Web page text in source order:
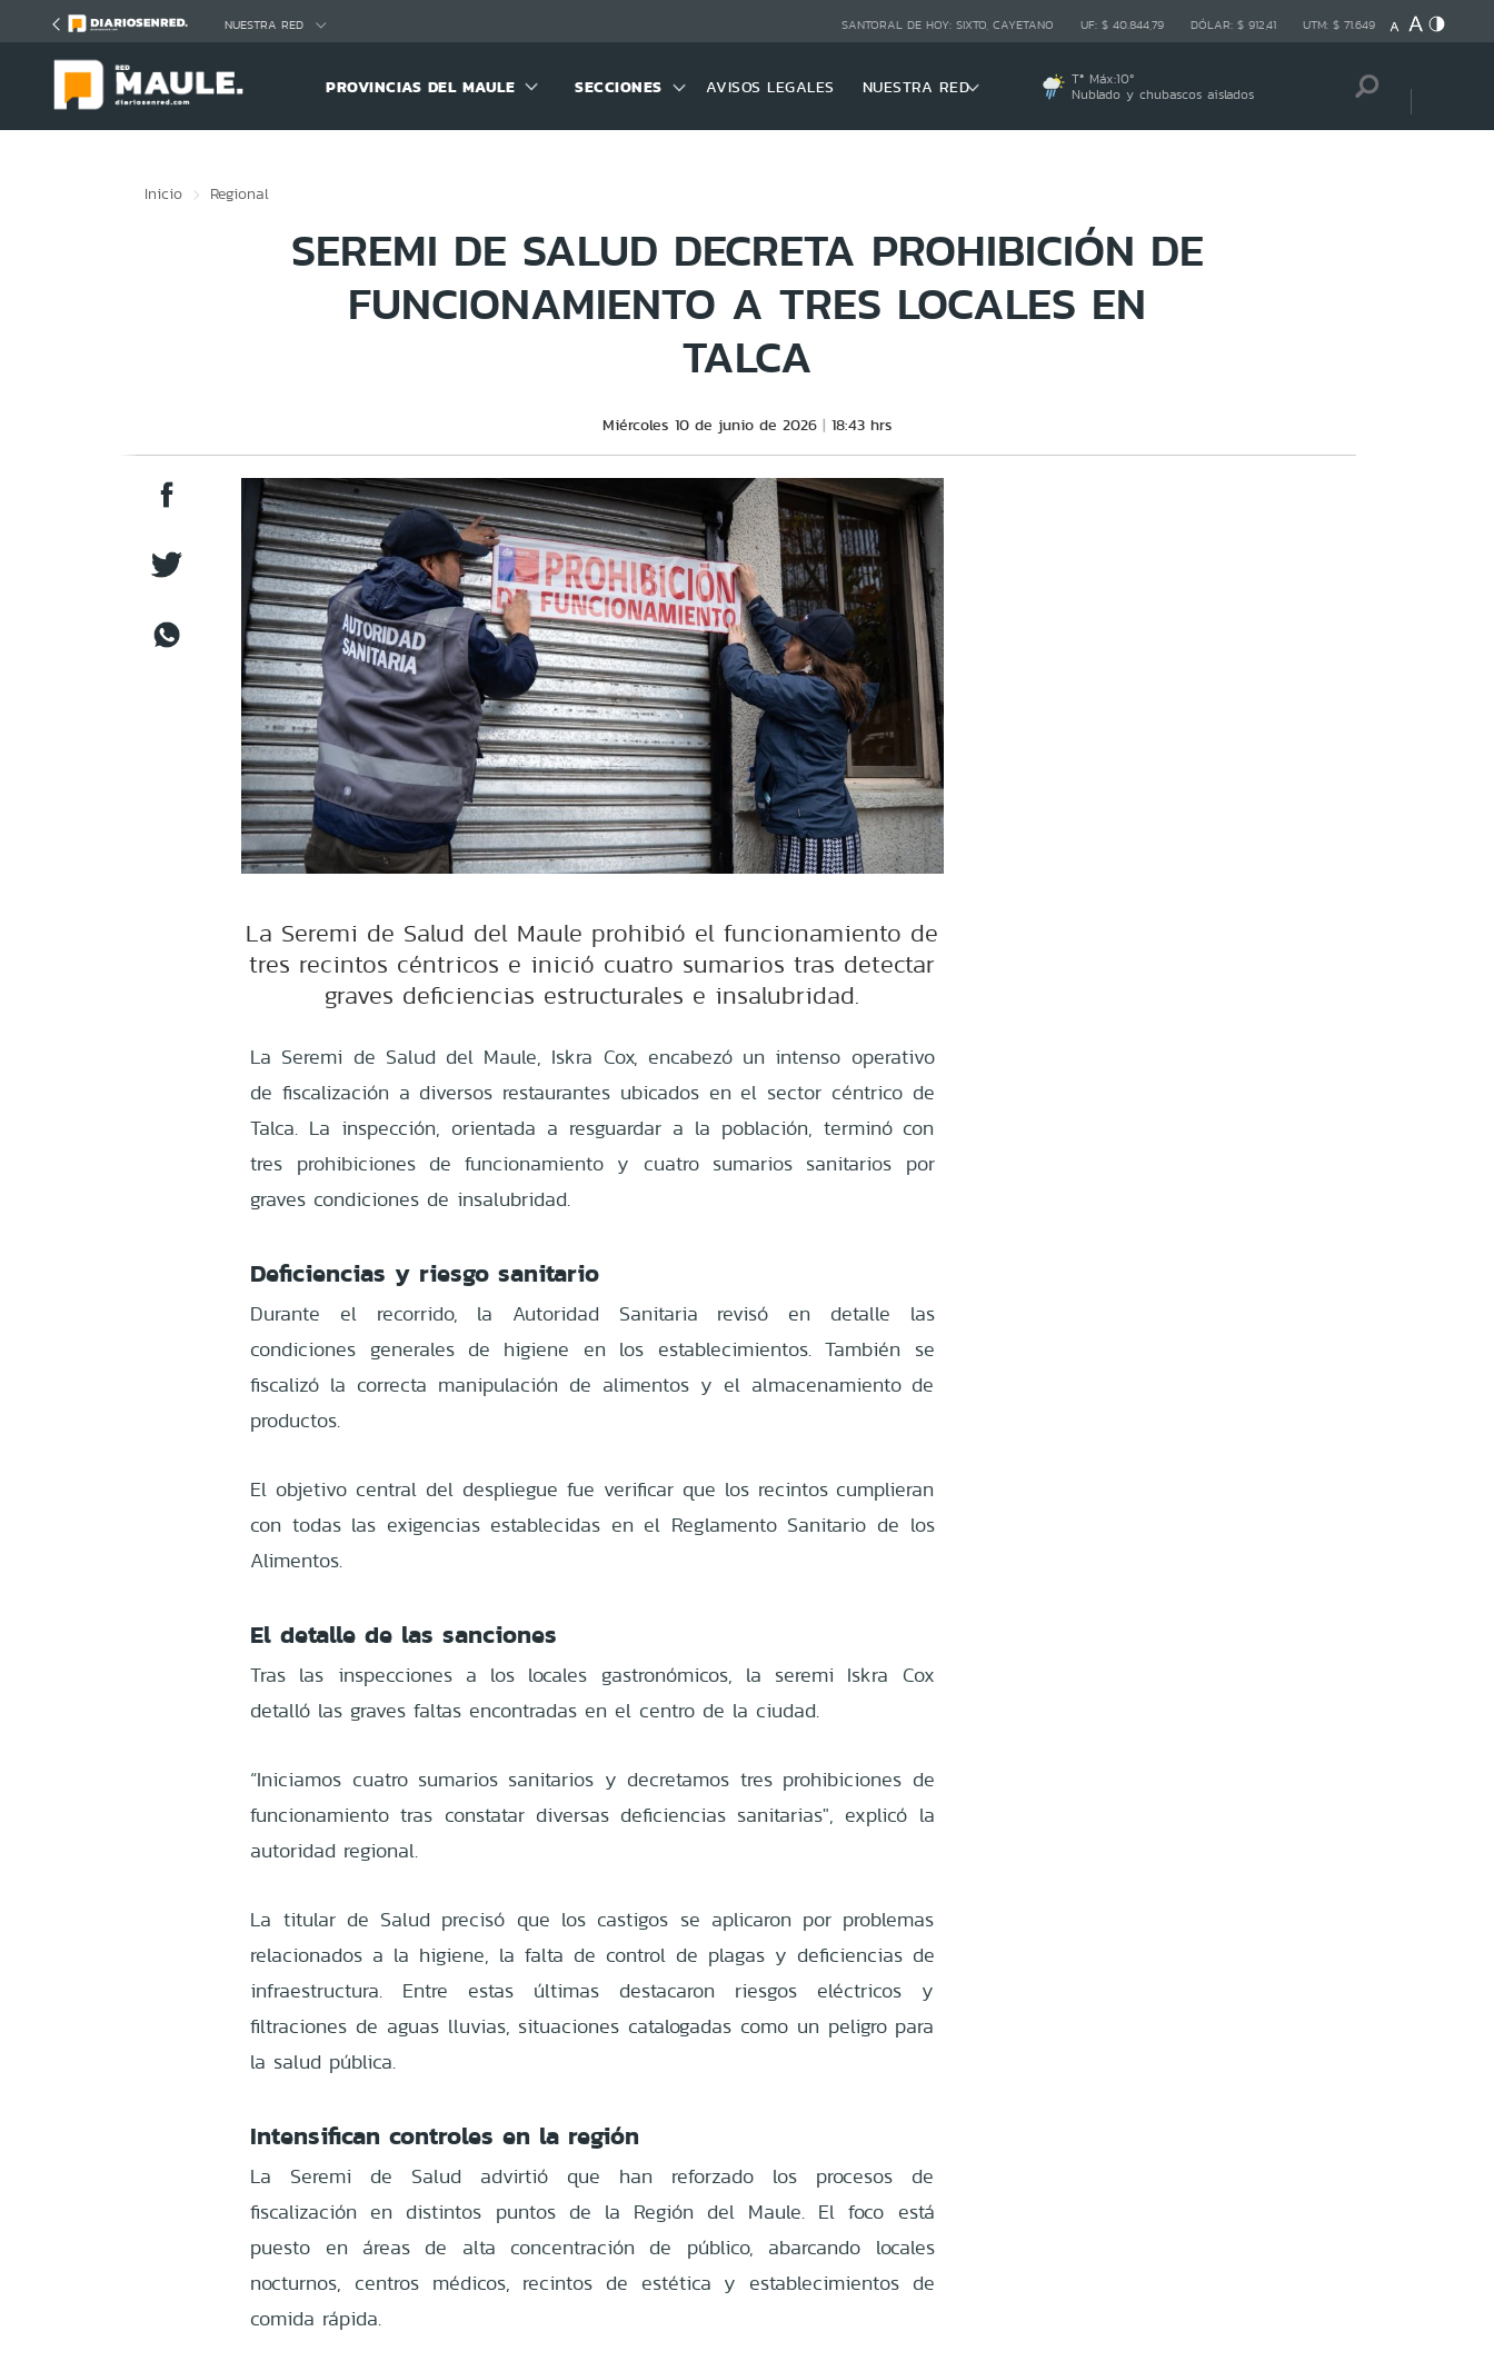
NUESTRA RED SANTORAL DE HOY: SIXTO, CAYETANO UF: $ 40.844,79 DÓLAR: $ 912,41 UTM: $ 71.649
PROVINCIAS DEL MAULE SECCIONES AVISOS LEGALES NUESTRA RED Tª Máx:10º
Nublado y chubascos aislados
Inicio Regional
SEREMI DE SALUD DECRETA PROHIBICIÓN DE
FUNCIONAMIENTO A TRES LOCALES EN
TALCA
Miércoles 10 de junio de 2026 18:43 hrs
La Seremi de Salud del Maule prohibió el funcionamiento de
tres recintos céntricos e inició cuatro sumarios tras detectar
graves deficiencias estructurales e insalubridad.
La Seremi de Salud del Maule, Iskra Cox, encabezó un intenso operativo
de fiscalización a diversos restaurantes ubicados en el sector céntrico de
Talca. La inspección, orientada a resguardar a la población, terminó con
tres prohibiciones de funcionamiento y cuatro sumarios sanitarios por
graves condiciones de insalubridad.
Deficiencias y riesgo sanitario
Durante el recorrido, la Autoridad Sanitaria revisó en detalle las
condiciones generales de higiene en los establecimientos. También se
fiscalizó la correcta manipulación de alimentos y el almacenamiento de
productos.
El objetivo central del despliegue fue verificar que los recintos cumplieran
con todas las exigencias establecidas en el Reglamento Sanitario de los
Alimentos.
El detalle de las sanciones
Tras las inspecciones a los locales gastronómicos, la seremi Iskra Cox
detalló las graves faltas encontradas en el centro de la ciudad.
“Iniciamos cuatro sumarios sanitarios y decretamos tres prohibiciones de
funcionamiento tras constatar diversas deficiencias sanitarias", explicó la
autoridad regional.
La titular de Salud precisó que los castigos se aplicaron por problemas
relacionados a la higiene, la falta de control de plagas y deficiencias de
infraestructura. Entre estas últimas destacaron riesgos eléctricos y
filtraciones de aguas lluvias, situaciones catalogadas como un peligro para
la salud pública.
Intensifican controles en la región
La Seremi de Salud advirtió que han reforzado los procesos de
fiscalización en distintos puntos de la Región del Maule. El foco está
puesto en áreas de alta concentración de público, abarcando locales
nocturnos, centros médicos, recintos de estética y establecimientos de
comida rápida.